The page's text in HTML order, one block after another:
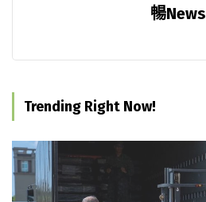
暢News
Trending Right Now!